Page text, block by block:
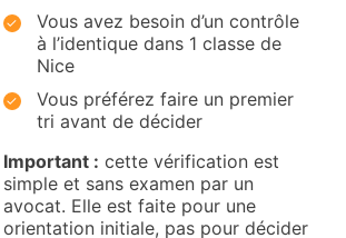
Vous avez besoin d’un contrôle
à l’identique dans 1 classe de
Nice
Vous préférez faire un premier
tri avant de décider
Important : cette vérification est
simple et sans examen par un
avocat. Elle est faite pour une
orientation initiale, pas pour décider